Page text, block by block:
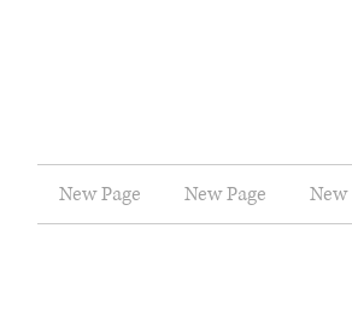
New Page New Page New